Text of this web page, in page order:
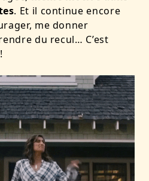
. Et il continue encore
me donner
du recul… C’est